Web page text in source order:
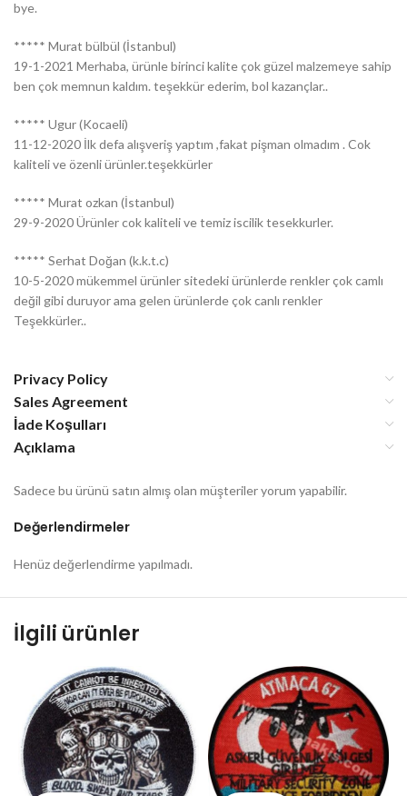
bye.
***** Murat bülbül (İstanbul)
19-1-2021 Merhaba, ürünle birinci kalite çok güzel malzemeye sahip
ben çok memnun kaldım. teşekkür ederim, bol kazançlar..
***** Ugur (Kocaeli)
11-12-2020 İlk defa alışveriş yaptım ,fakat pişman olmadım . Cok
kaliteli ve özenli ürünler.teşekkürler
***** Murat ozkan (İstanbul)
29-9-2020 Ürünler cok kaliteli ve temiz iscilik tesekkurler.
***** Serhat Doğan (k.k.t.c)
10-5-2020 mükemmel ürünler sitedeki ürünlerde renkler çok camlı
değil gibi duruyor ama gelen ürünlerde çok canlı renkler
Teşekkürler..
Privacy Policy
Sales Agreement
İade Koşulları
Açıklama
Değerlendirmeler
Henüz değerlendirme yapılmadı.
Sadece bu ürünü satın almış olan müşteriler yorum yapabilir.
İlgili ürünler